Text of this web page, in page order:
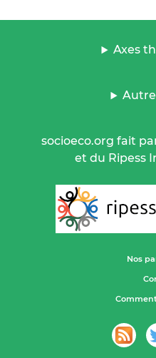
Axes
socioeco.org fait
et du Ripess
Nos